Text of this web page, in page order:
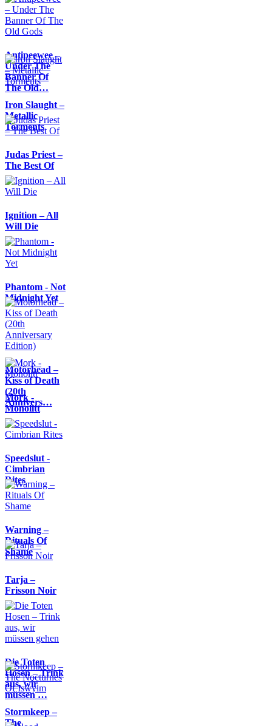
Antipeewee –
Under The
Banner Of
The Old…
Iron Slaught –
Metallic
Torments
Judas Priest –
The Best Of
Ignition – All
Will Die
Phantom - Not
Midnight Yet
Motörhead –
Kiss of Death
(20th
Annivers…
Mork -
Monolitt
Speedslut -
Cimbrian
Rites
Warning –
Rituals Of
Shame
Tarja –
Frisson Noir
Die Toten
Hosen – Trink
aus, wir
müssen …
Stormkeep –
The